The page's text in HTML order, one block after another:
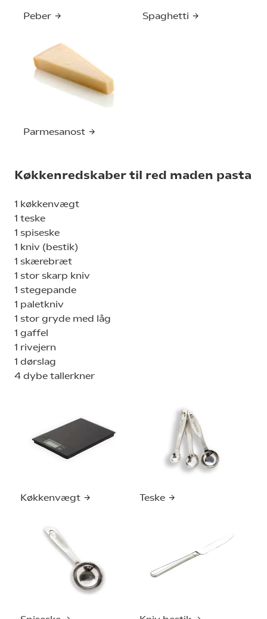
Peber Spaghetti
Parmesanost
Køkkenredskaber til red maden pasta
1 køkkenvægt
1 teske
1 spiseske
1 kniv (bestik)
1 skærebræt
1 stor skarp kniv
1 stegepande
1 paletkniv
1 stor gryde med låg
1 gaffel
1 rivejern
1 dørslag
4 dybe tallerkner
Køkkenvægt Teske